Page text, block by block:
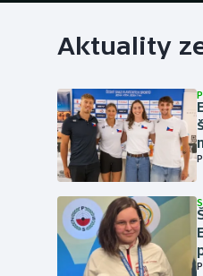
Aktuality